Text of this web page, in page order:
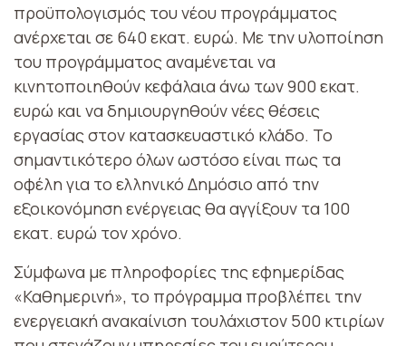
προϋπολογισμός του νέου προγράμματος
ανέρχεται σε 640 εκατ. ευρώ. Με την υλοποίηση
του προγράμματος αναμένεται να
κινητοποιηθούν κεφάλαια άνω των 900 εκατ.
ευρώ και να δημιουργηθούν νέες θέσεις
εργασίας στον κατασκευαστικό κλάδο. Το
σημαντικότερο όλων ωστόσο είναι πως τα
οφέλη για το ελληνικό Δημόσιο από την
εξοικονόμηση ενέργειας θα αγγίξουν τα 100
εκατ. ευρώ τον χρόνο.
Σύμφωνα με πληροφορίες της εφημερίδας
«Καθημερινή», το πρόγραμμα προβλέπει την
ενεργειακή ανακαίνιση τουλάχιστον 500 κτιρίων